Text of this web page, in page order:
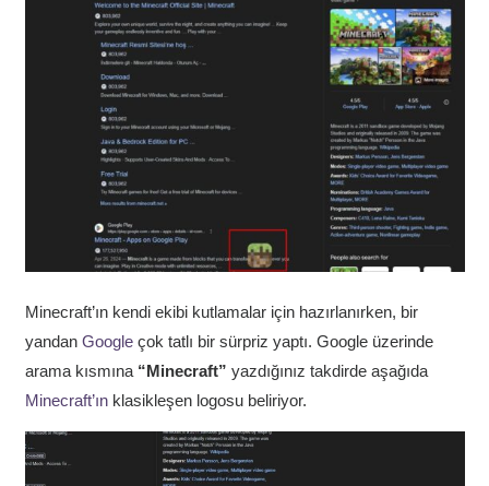
Minecraft’ın kendi ekibi kutlamalar için hazırlanırken, bir
yandan Googleçok tatlı bir sürpriz yaptı. Google üzerinde
arama kısmına “Minecraft” yazdığınız takdirde aşağıda
Minecraft’ınklasikleşen logosu beliriyor.